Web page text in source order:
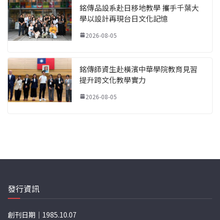
銘傳品設系赴日移地教學 攜手千葉大
學以設計再現台日文化記憶
2026-08-05
銘傳師資生赴橫濱中華學院教育見習
提升跨文化教學實力
2026-08-05
發行資訊
創刊日期｜1985.10.07